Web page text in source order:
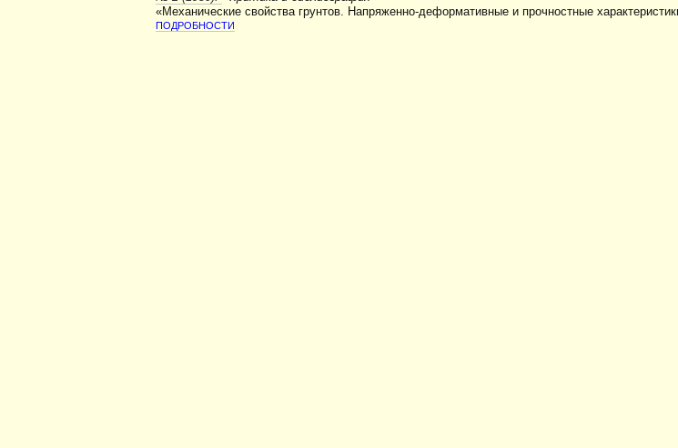
«Механические свойства грунтов. Напряженно-деформативные и прочностные
ПОДРОБНОСТИ